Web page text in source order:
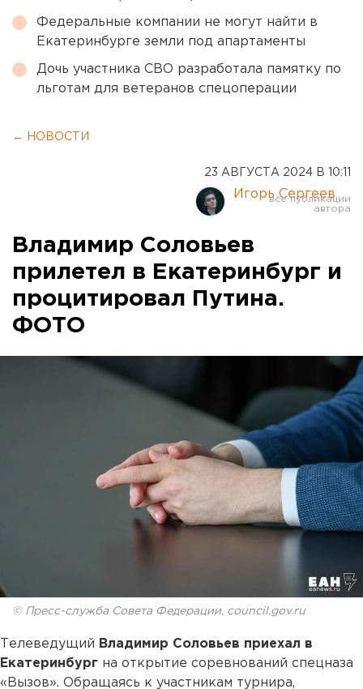
Федеральные компании не могут найти в
Екатеринбурге земли под апартаменты
Дочь участника СВО разработала памятку по
льготам для ветеранов спецоперации
← НОВОСТИ
23 АВГУСТА 2024 В 10:11
Игорь Сергеев
Владимир Соловьев
прилетел в Екатеринбург и
процитировал Путина.
ФОТО
© Пресс-служба Совета Федерации, council.gov.ru
Телеведущий Владимир Соловьев приехал в
Екатеринбург на открытие соревнований спецназа
«Вызов». Обращаясь к участникам турнира,